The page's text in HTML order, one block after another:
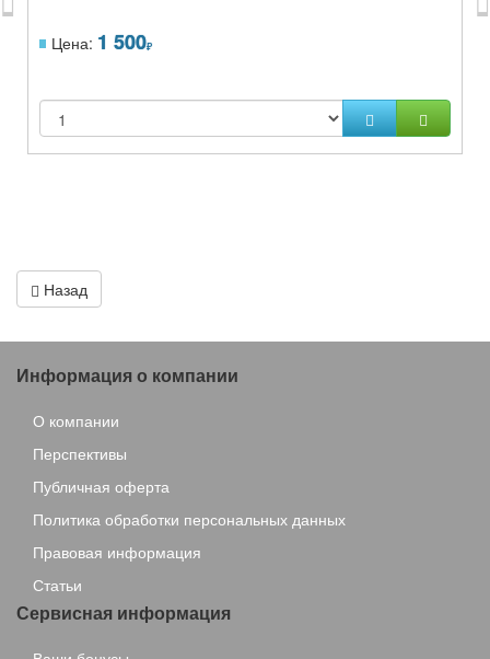
Цена: 1 500
Назад
Информация о компании
О компании
Перспективы
Публичная оферта
Политика обработки персональных данных
Правовая информация
Статьи
Сервисная информация